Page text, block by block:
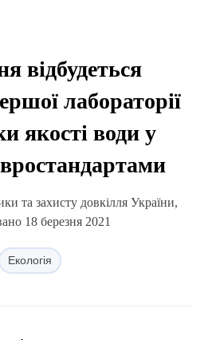
відбудеться
лабораторії
якості води у
та захисту довкілля України,
18 березня 2021
Екологія